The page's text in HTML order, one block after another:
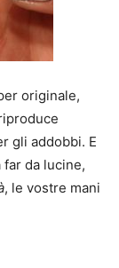
originale,
gli addobbi. E
da lucine,
, le vostre mani